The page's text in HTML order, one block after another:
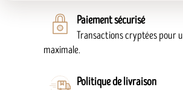
Paiement sécurisé
Transactions cryptées pour
maximale.
Politique de livraison